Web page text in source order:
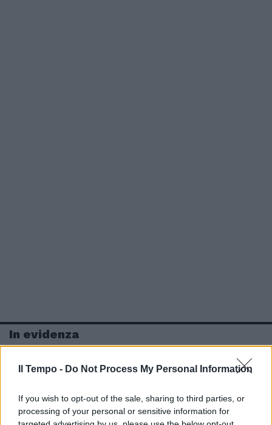
Il Tempo - Do Not Process My Personal Information
If you wish to opt-out of the sale, sharing to third parties, or
processing of your personal or sensitive information for
In evidenza